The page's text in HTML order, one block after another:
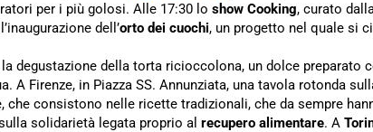
per i più golosi. Alle 17:30 lo show Cooking, curato
dell’orto dei cuochi, un progetto nel quale si
la degustazione della torta ricioccolona, un dolce preparato
A Firenze, in Piazza SS. Annunziata, una tavola rotonda
che consistono nelle ricette tradizionali, che da sempre
solidarietà legata proprio al recupero alimentare. A